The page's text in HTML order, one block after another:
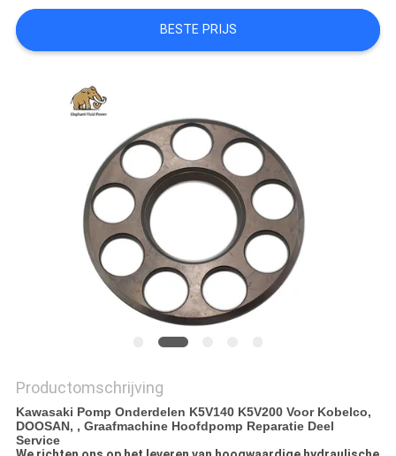
PRIVACY
POLICY
BESTE PRIJS
Productomschrijving
Kawasaki Pomp Onderdelen K5V140 K5V200 Voor Kobelco,
DOOSAN, , Graafmachine Hoofdpomp Reparatie Deel
Service